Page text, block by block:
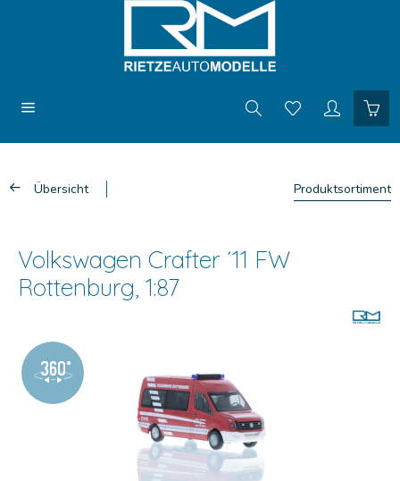
Übersicht Produktsortiment
Volkswagen Crafter ´11 FW
Rottenburg, 1:87